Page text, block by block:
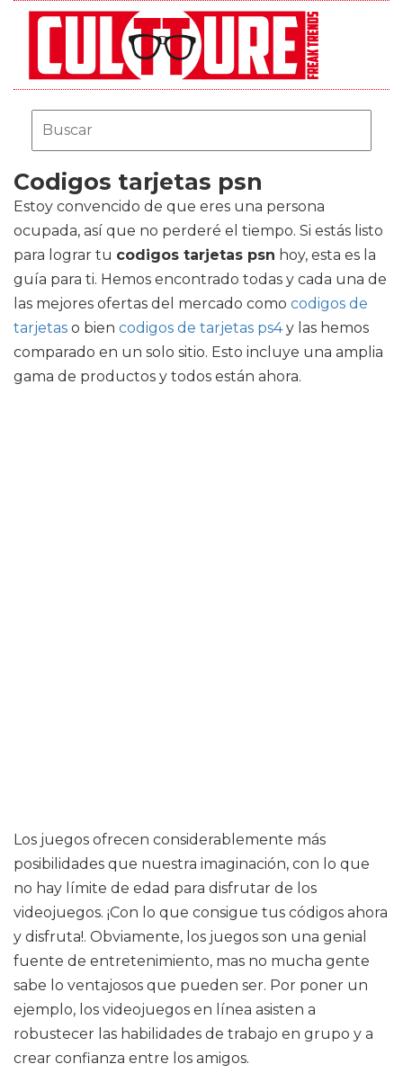
Codigos tarjetas psn
Estoy convencido de que eres una persona
ocupada, así que no perderé el tiempo. Si estás listo
para lograr tu codigos tarjetas psn hoy, esta es la
guía para ti. Hemos encontrado todas y cada una de
las mejores ofertas del mercado como codigos de
tarjetas o bien codigos de tarjetas ps4y las hemos
comparado en un solo sitio. Esto incluye una amplia
gama de productos y todos están ahora.
Los juegos ofrecen considerablemente más
posibilidades que nuestra imaginación, con lo que
no hay límite de edad para disfrutar de los
videojuegos. ¡Con lo que consigue tus códigos ahora
y disfruta!. Obviamente, los juegos son una genial
fuente de entretenimiento, mas no mucha gente
sabe lo ventajosos que pueden ser. Por poner un
ejemplo, los videojuegos en línea asisten a
robustecer las habilidades de trabajo en grupo y a
crear confianza entre los amigos.